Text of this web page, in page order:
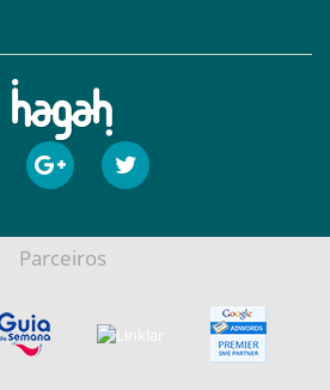
Parceiros